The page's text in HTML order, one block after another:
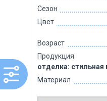
Сезон
Цвет
Возраст
Продукция
отделка: стильная
Материал